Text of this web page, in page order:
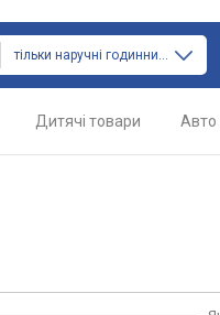
тільки наручні годинники
Дитячі товари Авто